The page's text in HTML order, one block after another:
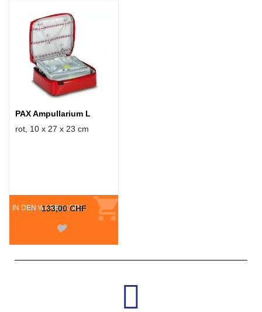
PAX Ampullarium L
rot, 10 x 27 x 23 cm
IN DEN WARENKORB
133,00 CHF